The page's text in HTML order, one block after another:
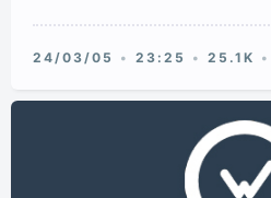
24/03/05 23:25 25.1K